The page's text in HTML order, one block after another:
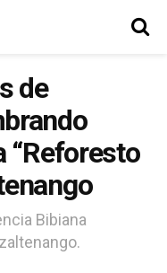
de
“Reforesto
Bibiana